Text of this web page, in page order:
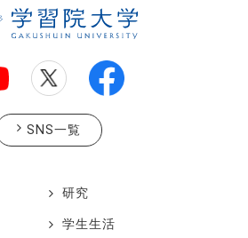
SNS一覧
研究
学生生活